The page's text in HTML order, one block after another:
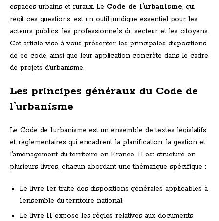
espaces urbains et ruraux. Le Code de l’urbanisme, qui
régit ces questions, est un outil juridique essentiel pour les
acteurs publics, les professionnels du secteur et les citoyens.
Cet article vise à vous présenter les principales dispositions
de ce code, ainsi que leur application concrète dans le cadre
de projets d’urbanisme.
Les principes généraux du Code de
l’urbanisme
Le Code de l’urbanisme est un ensemble de textes législatifs
et réglementaires qui encadrent la planification, la gestion et
l’aménagement du territoire en France. Il est structuré en
plusieurs livres, chacun abordant une thématique spécifique :
Le livre Ier traite des dispositions générales applicables à
l’ensemble du territoire national.
Le livre II expose les règles relatives aux documents